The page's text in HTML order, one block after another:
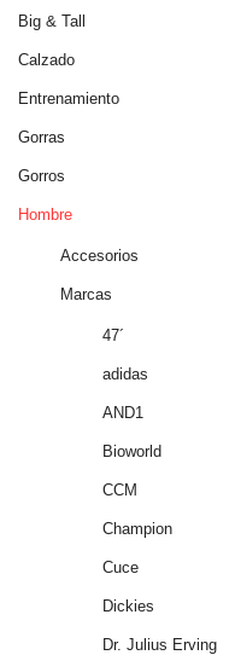
Big & Tall
Calzado
Entrenamiento
Gorras
Gorros
Hombre
Accesorios
Marcas
47´
adidas
AND1
Bioworld
CCM
Champion
Cuce
Dickies
Dr. Julius Erving